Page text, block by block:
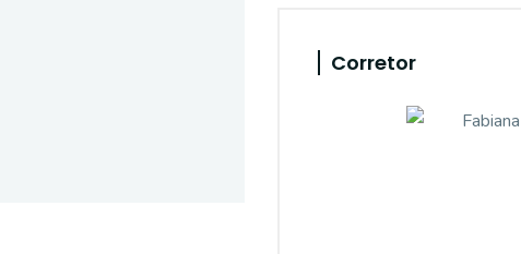
Corretor